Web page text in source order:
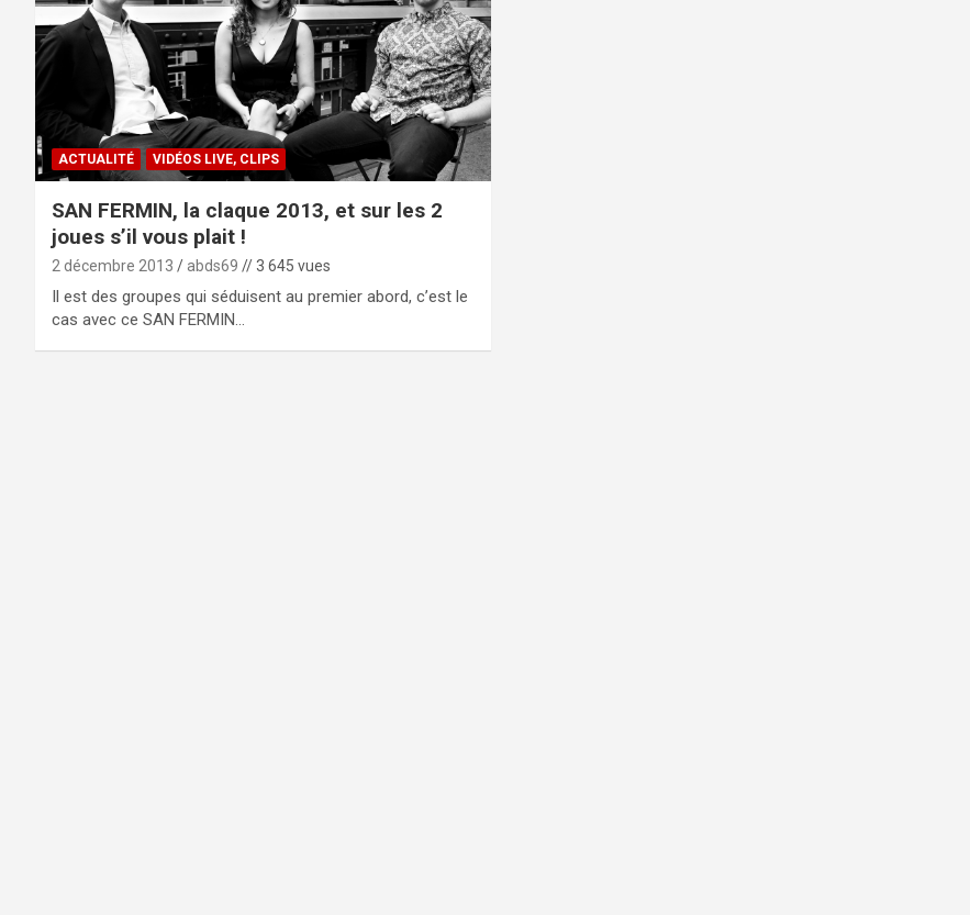
ACTUALITÉ VIDÉOS LIVE, CLIPS
SAN FERMIN, la claque 2013, et sur les 2
joues s’il vous plait !
2 décembre 2013 abds69 // 3 645 vues
Il est des groupes qui séduisent au premier abord, c’est le
cas avec ce SAN FERMIN…